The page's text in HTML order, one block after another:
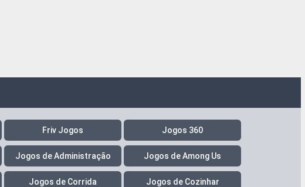
Friv Jogos Jogos 360
Jogos de Administração Jogos de Among Us
Jogos de Corrida Jogos de Cozinhar